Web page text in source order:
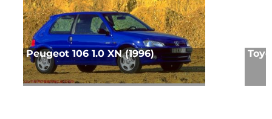
Peugeot 106 1.0 XN (1996)